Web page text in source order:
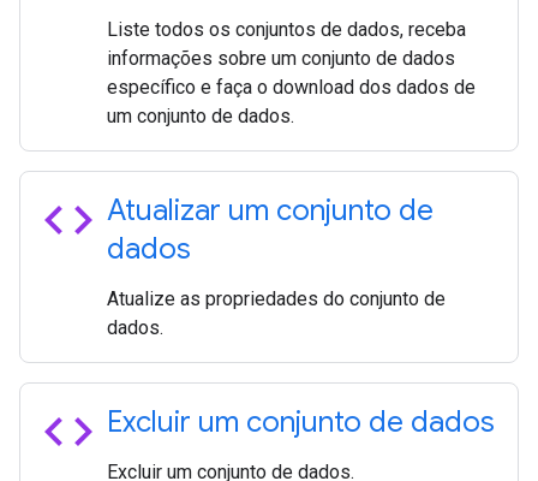
Liste todos os conjuntos de dados, receba
informações sobre um conjunto de dados
específico e faça o download dos dados de
um conjunto de dados.
code Atualizar um conjunto de
dados
Atualize as propriedades do conjunto de
dados.
code Excluir um conjunto de dados
Excluir um conjunto de dados.